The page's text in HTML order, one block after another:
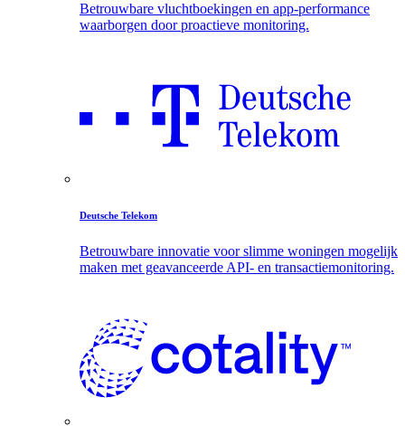
Betrouwbare vluchtboekingen en app-performance
waarborgen door proactieve monitoring.
Deutsche Telekom
Betrouwbare innovatie voor slimme woningen mogelijk
maken met geavanceerde API- en transactiemonitoring.